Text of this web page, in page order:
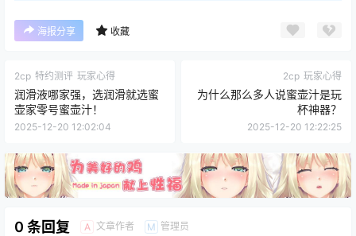
海报分享 收藏
2cp 特约测评 玩家心得
润滑液哪家强，选润滑就选蜜
壶家零号蜜壶汁！
2025-12-20 12:02:04
2cp 玩家心得
为什么那么多人说蜜壶汁是玩
杯神器？
2025-12-20 12:22:25
0 条回复 A 文章作者 M 管理员